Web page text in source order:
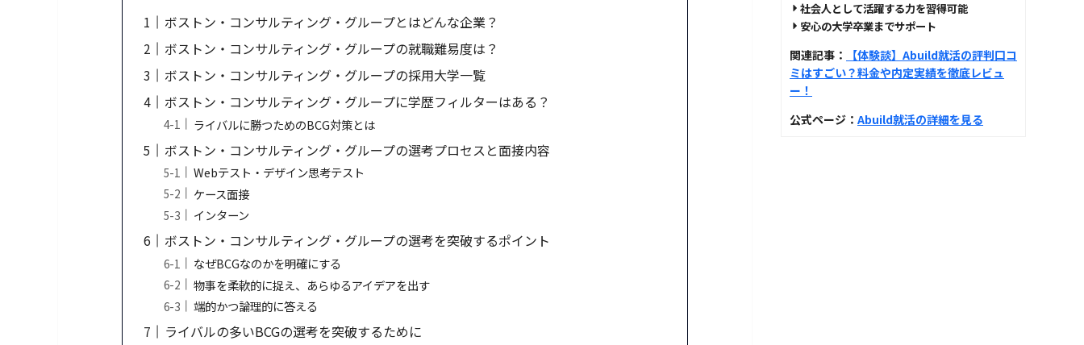
ボストン・コンサルティング・グループとはどんな企業？
ボストン・コンサルティング・グループの就職難易度は？
ボストン・コンサルティング・グループの採用大学一覧
ボストン・コンサルティング・グループに学歴フィルターはある？
ライバルに勝つためのBCG対策とは
ボストン・コンサルティング・グループの選考プロセスと面接内容
Webテスト・デザイン思考テスト
ケース面接
インターン
ボストン・コンサルティング・グループの選考を突破するポイント
なぜBCGなのかを明確にする
物事を柔軟的に捉え、あらゆるアイデアを出す
端的かつ論理的に答える
ライバルの多いBCGの選考を突破するために
社会人として活躍する力を習得可能
安心の大学卒業までサポート
関連記事：
【体験談】Abuild就活の評判口コ
ミはすごい？料金や内定実績を徹底レビュ
ー！
公式ページ： Abuild就活の詳細を見る